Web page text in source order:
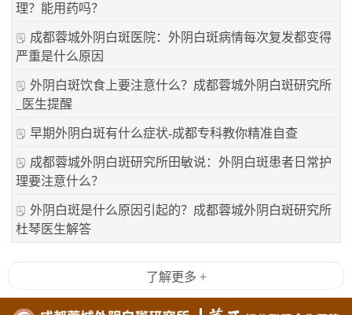
理？能用药吗？
成都蓉城外阴白斑医院：外阴白斑病情每次复发都变得
严重是什么原因
外阴白斑饮食上要注意什么？成都蓉城外阴白斑研究所
_医生提醒
早期外阴白斑有什么症状-成都专科教你精准自查
成都蓉城外阴白斑研究所田敏说：外阴白斑患者日常护
理要注意什么？
外阴白斑是什么原因引起的？成都蓉城外阴白斑研究所
杜琴医生解答
了解更多 +